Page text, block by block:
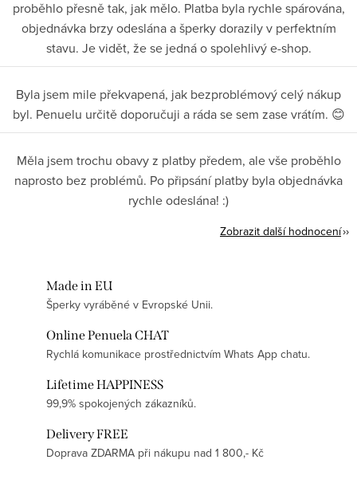
proběhlo přesně tak, jak mělo. Platba byla rychle spárována,
objednávka brzy odeslána a šperky dorazily v perfektním
stavu. Je vidět, že se jedná o spolehlivý e-shop.
Byla jsem mile překvapená, jak bezproblémový celý nákup
byl. Penuelu určitě doporučuji a ráda se sem zase vrátím. 😊
Měla jsem trochu obavy z platby předem, ale vše proběhlo
naprosto bez problémů. Po připsání platby byla objednávka
rychle odeslána! :)
Zobrazit další hodnocení
Made in EU
Šperky vyráběné v Evropské Unii.
Online Penuela CHAT
Rychlá komunikace prostřednictvím Whats App chatu.
Lifetime HAPPINESS
99,9% spokojených zákazníků.
Delivery FREE
Doprava ZDARMA při nákupu nad 1 800,- Kč